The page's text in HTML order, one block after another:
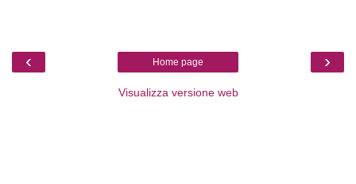
‹ ›
Home page
Visualizza versione web